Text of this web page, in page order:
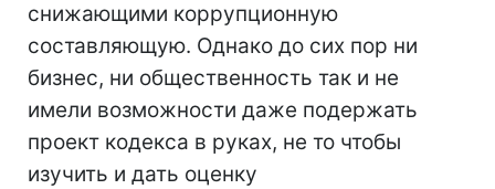
снижающими коррупционную
составляющую. Однако до сих пор ни
бизнес, ни общественность так и не
имели возможности даже подержать
проект кодекса в руках, не то чтобы
изучить и дать оценку